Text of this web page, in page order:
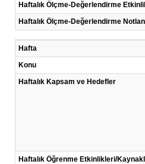
Haftalık Ölçme-Değerlendirme
Haftalık Ölçme-Değerlendirme
Hafta
Konu
Haftalık Kapsam ve Hedefler
Haftalık Öğrenme Etkinlikleri/